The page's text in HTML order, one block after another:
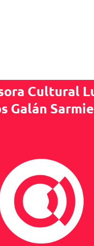
Cultural
Galán